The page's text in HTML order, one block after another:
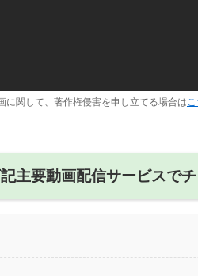
に関して、著作権侵害を申し立てる場合は
主要動画配信サービスで